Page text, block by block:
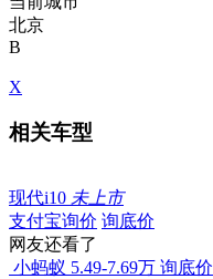
北京
B
X
相关车型
现代i10 未上市
支付宝询价 询底价
网友还看了
小蚂蚁 5.49-7.69万 询底价